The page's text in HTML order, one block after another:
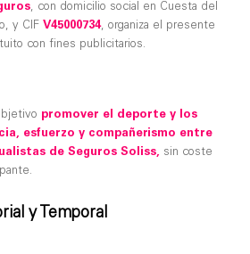
, con domicilio social en Cuesta del
y CIF V45000734, organiza el presente
con fines publicitarios.
promover el deporte y los
esfuerzo y compañerismo entre
de Seguros Soliss, sin coste
y Temporal